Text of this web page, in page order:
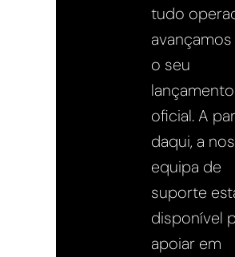
tudo
o seu
lançamento
oficial. A
daqui, a
equipa de
suporte
disponível
apoiar em